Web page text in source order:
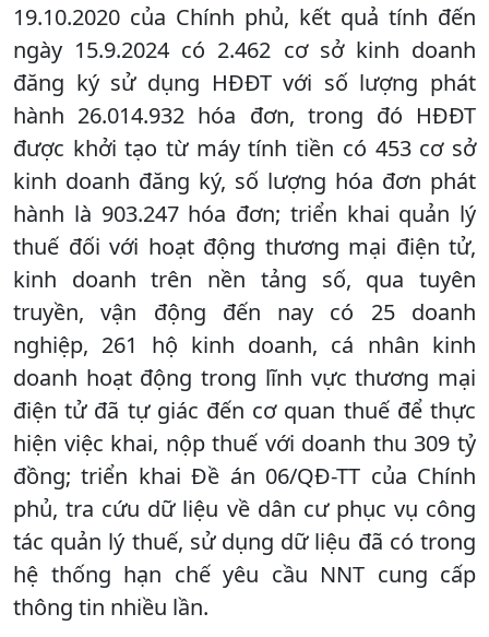
19.10.2020 của Chính phủ, kết quả tính đến
ngày 15.9.2024 có 2.462 cơ sở kinh doanh
đăng ký sử dụng HĐĐT với số lượng phát
hành 26.014.932 hóa đơn, trong đó HĐĐT
được khởi tạo từ máy tính tiền có 453 cơ sở
kinh doanh đăng ký, số lượng hóa đơn phát
hành là 903.247 hóa đơn; triển khai quản lý
thuế đối với hoạt động thương mại điện tử,
kinh doanh trên nền tảng số, qua tuyên
truyền, vận động đến nay có 25 doanh
nghiệp, 261 hộ kinh doanh, cá nhân kinh
doanh hoạt động trong lĩnh vực thương mại
điện tử đã tự giác đến cơ quan thuế để thực
hiện việc khai, nộp thuế với doanh thu 309 tỷ
đồng; triển khai Đề án 06/QĐ-TT của Chính
phủ, tra cứu dữ liệu về dân cư phục vụ công
tác quản lý thuế, sử dụng dữ liệu đã có trong
hệ thống hạn chế yêu cầu NNT cung cấp
thông tin nhiều lần.